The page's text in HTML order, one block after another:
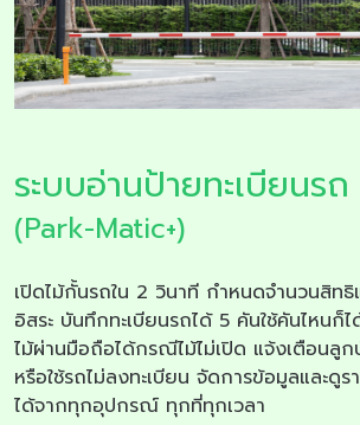
ระบบอ่านป้ายทะเบียนรถ
(Park-Matic+)
เปิดไม้กั้นรถใน 2 วินาที กำหนดจำนวนสิทธิ
อิสระ บันทึกทะเบียนรถได้ 5 คันใช้คันไหนก็
ไม้ผ่านมือถือได้กรณีไม้ไม่เปิด แจ้งเตือนลู
หรือใช้รถไม่ลงทะเบียน จัดการข้อมูลและดู
ได้จากทุกอุปกรณ์ ทุกที่ทุกเวลา